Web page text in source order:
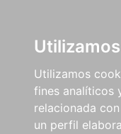
Utilizamos
fines analíticos
relacionada
un perfil